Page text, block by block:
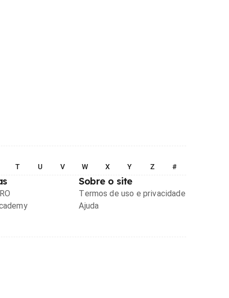
T U V W X Y Z #
Sobre o site
Termos de uso e privacidade
Ajuda